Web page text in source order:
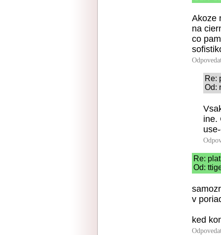
Akoze
na
co
Re:
Od:
ine.
Re:
Od:
v
ked